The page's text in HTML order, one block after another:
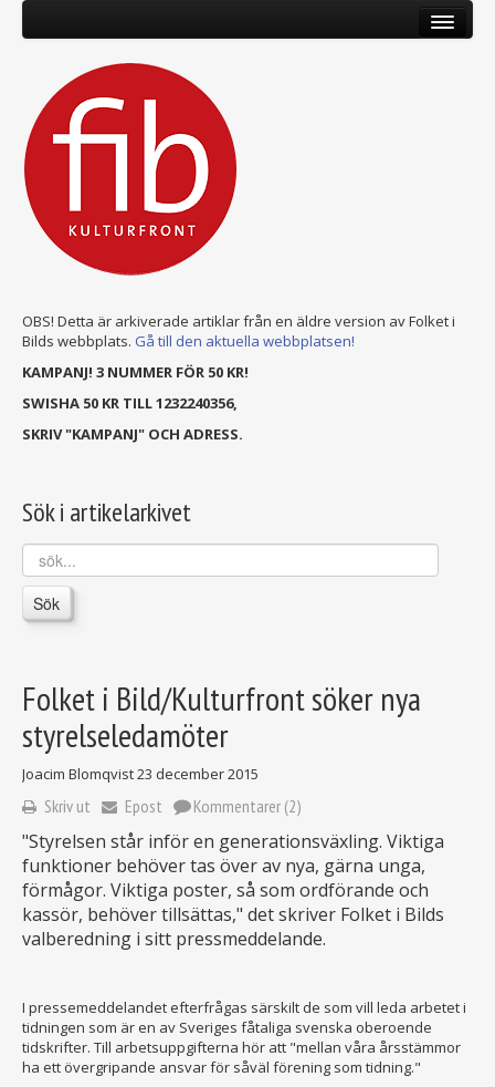
OBS! Detta är arkiverade artiklar från en äldre version av Folket i
Bilds webbplats. Gå till den aktuella webbplatsen!
KAMPANJ! 3 NUMMER FÖR 50 KR!
SWISHA 50 KR TILL 1232240356,
SKRIV "KAMPANJ" OCH ADRESS.
Sök i artikelarkivet
sök...
Sök
Folket i Bild/Kulturfront söker nya
styrelseledamöter
Joacim Blomqvist23 december 2015
Skriv ut Epost Kommentarer (2)
"Styrelsen står inför en generationsväxling. Viktiga
funktioner behöver tas över av nya, gärna unga,
förmågor. Viktiga poster, så som ordförande och
kassör, behöver tillsättas," det skriver Folket i Bilds
valberedning i sitt pressmeddelande.
I pressemeddelandet efterfrågas särskilt de som vill leda arbetet i
tidningen som är en av Sveriges fåtaliga svenska oberoende
tidskrifter. Till arbetsuppgifterna hör att "mellan våra årsstämmor
ha ett övergripande ansvar för såväl förening som tidning."